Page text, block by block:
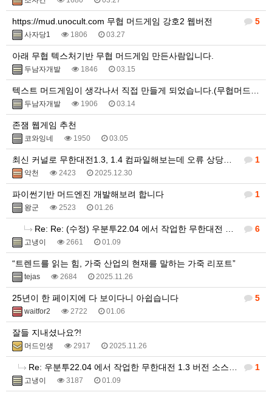
5
https://mud.unocult.com 무협 머드게임 강호2 웹버전
사자당1 1806 03.27
아래 무협 텍스처기반 무협 머드게임 만든사람입니다.
두남자개발 1846 03.15
두남자개발 1906 03.14
존잼 웹게임 추천
코와잉네 1950 03.05
1
최신 커널로 무한대전1.3, 1.4 컴파일해보는데 오류 상당하네요.
악천 2423 2025.12.30
1
파이썬기반 머드엔진 개발해보려 합니다
왕군 2523 01.26
6
Re: Re: (수정) 우분투22.04 에서 작업한 무한대전 1.3 버전 소스 입니다.
고냉이 2661 01.09
“트렌드를 읽는 힘, 가죽 산업의 현재를 말하는 가죽 리포트”
tejas 2684 2025.11.26
5
25년이 한 페이지에 다 보이다니 아쉽습니다
waitfor2 2722 01.06
잘들 지내셨나요?!
머드인생 2917 2025.11.26
1
Re: 우분투22.04 에서 작업한 무한대전 1.3 버전 소스 입니다.
고냉이 3187 01.09